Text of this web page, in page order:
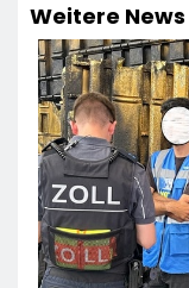
Weitere News